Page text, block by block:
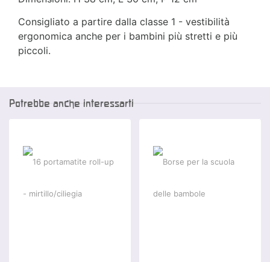
Consigliato a partire dalla classe 1 - vestibilità
ergonomica anche per i bambini più stretti e più
piccoli.
Potrebbe anche interessarti